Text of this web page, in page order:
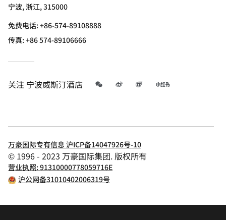
宁波, 浙江, 315000
免费电话:+86-574-89108888
传真:+86 574-89106666
关注 宁波威斯汀酒店 微信 微博 飞猪 小红书
万豪国际专有信息 沪ICP备14047926号-10
© 1996 - 2023 万豪国际集团. 版权所有
营业执照: 91310000778059716E
沪公网备31010402006319号